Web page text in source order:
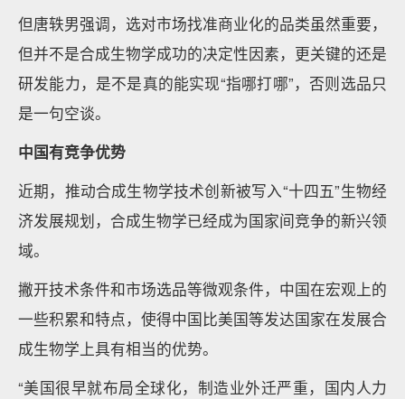
但唐轶男强调，选对市场找准商业化的品类虽然重要，
但并不是合成生物学成功的决定性因素，更关键的还是
研发能力，是不是真的能实现“指哪打哪”，否则选品只
是一句空谈。
中国有竞争优势
近期，推动合成生物学技术创新被写入“十四五”生物经
济发展规划，合成生物学已经成为国家间竞争的新兴领
域。
撇开技术条件和市场选品等微观条件，中国在宏观上的
一些积累和特点，使得中国比美国等发达国家在发展合
成生物学上具有相当的优势。
“美国很早就布局全球化，制造业外迁严重，国内人力